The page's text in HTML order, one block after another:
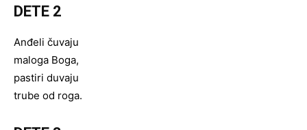
DETE 2
Anđeli čuvaju
maloga Boga,
pastiri duvaju
trube od roga.